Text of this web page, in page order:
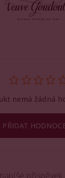
příspěvek
nemá žádná
PŘIDAT